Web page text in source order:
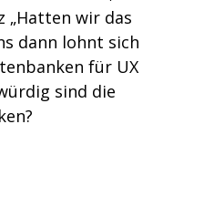
„Hatten wir das
dann lohnt sich
für UX
sind die